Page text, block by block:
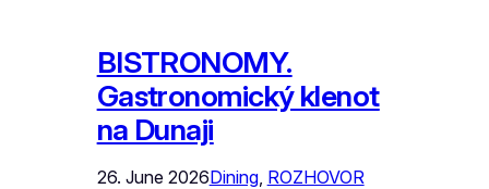
BISTRONOMY.
Gastronomický klenot
na Dunaji
26. June 2026Dining, ROZHOVOR